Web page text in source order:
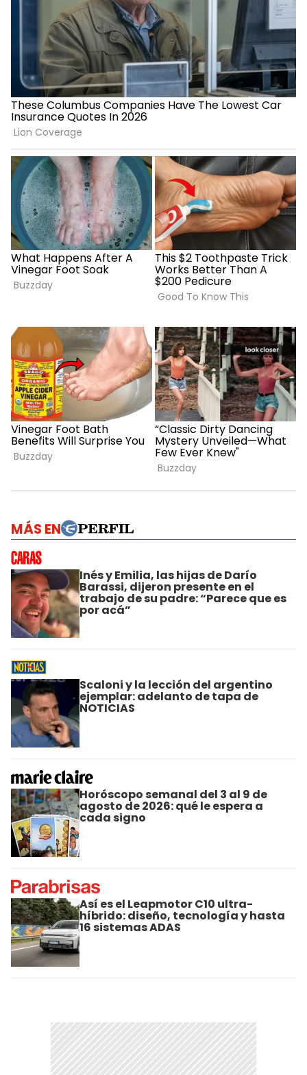
MÁS EN
Inés y Emilia, las hijas de Darío
Barassi, dijeron presente en el
trabajo de su padre: “Parece que es
por acá”
Scaloni y la lección del argentino
ejemplar: adelanto de tapa de
NOTICIAS
Horóscopo semanal del 3 al 9 de
agosto de 2026: qué le espera a
cada signo
Así es el Leapmotor C10 ultra-
híbrido: diseño, tecnología y hasta
16 sistemas ADAS